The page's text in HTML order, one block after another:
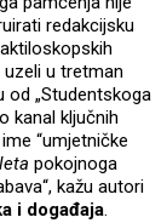
redakcijsku
uzeli u tretman
od „Studentskoga
kanal ključnih
“umjetničke
pokojnoga
kažu autori
i događaja.